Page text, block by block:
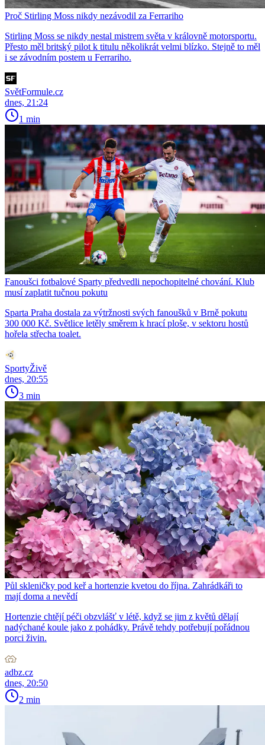
Proč Stirling Moss nikdy nezávodil za Ferrariho
Stirling Moss se nikdy nestal mistrem světa v královně motorsportu.
Přesto měl britský pilot k titulu několikrát velmi blízko. Stejně to měl
i se závodním postem u Ferrariho.
SvětFormule.cz
dnes, 21:24
1 min
Fanoušci fotbalové Sparty předvedli nepochopitelné chování. Klub
musí zaplatit tučnou pokutu
Sparta Praha dostala za výtržnosti svých fanoušků v Brně pokutu
300 000 Kč. Světlice letěly směrem k hrací ploše, v sektoru hostů
hořela střecha toalet.
SportyŽivě
dnes, 20:55
3 min
Půl skleničky pod keř a hortenzie kvetou do října. Zahrádkáři to
mají doma a nevědí
Hortenzie chtějí péči obzvlášť v létě, když se jim z květů dělají
nadýchané koule jako z pohádky. Právě tehdy potřebují pořádnou
porci živin.
adbz.cz
dnes, 20:50
2 min